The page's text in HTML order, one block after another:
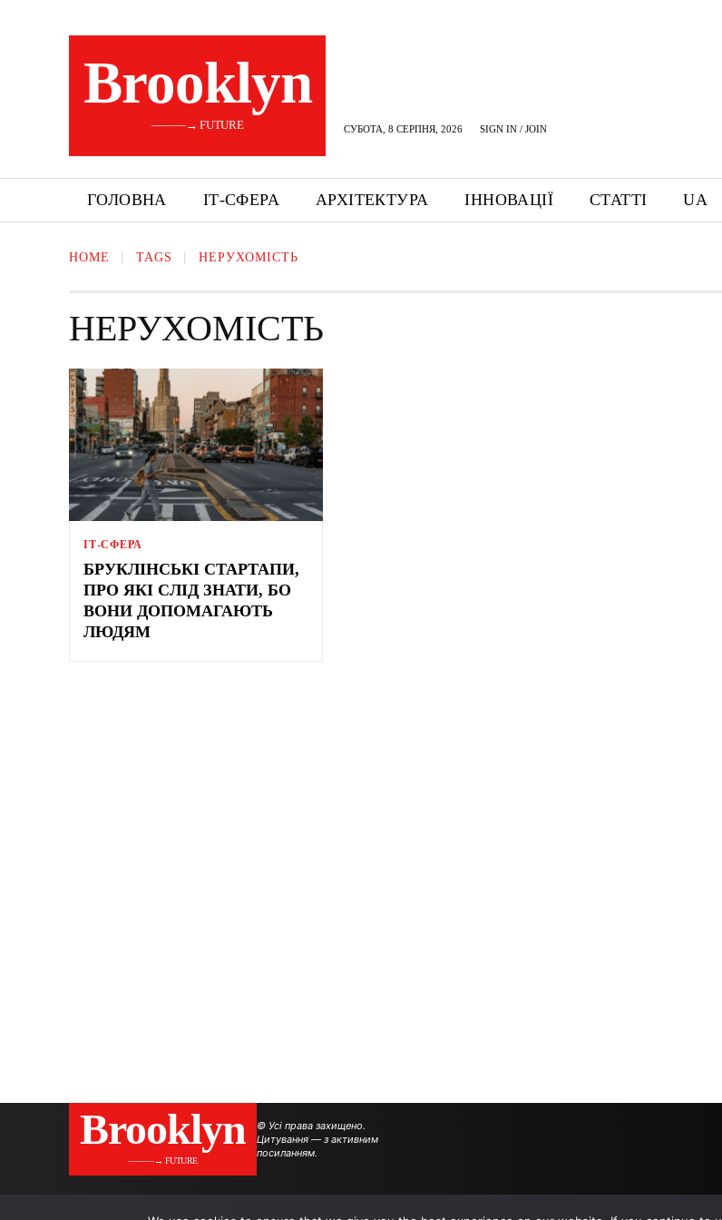
Brooklyn
———→ FUTURE СУБОТА, 8 СЕРПНЯ, 2026 SIGN IN / JOIN
ГОЛОВНА ІТ-СФЕРА АРХІТЕКТУРА ІННОВАЦІЇ СТАТТІ UA
HOME TAGS НЕРУХОМІСТЬ
НЕРУХОМІСТЬ
ІТ-СФЕРА
БРУКЛІНСЬКІ СТАРТАПИ,
ПРО ЯКІ СЛІД ЗНАТИ, БО
ВОНИ ДОПОМАГАЮТЬ
ЛЮДЯМ
Brooklyn
———→ FUTURE
© Усі права захищено.
Цитування — з активним
посиланням.